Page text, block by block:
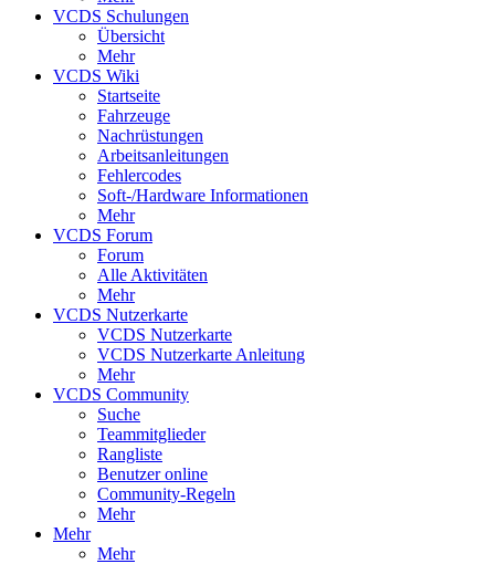
VCDS Schulungen
Übersicht
Mehr
VCDS Wiki
Startseite
Fahrzeuge
Nachrüstungen
Arbeitsanleitungen
Fehlercodes
Soft-/Hardware Informationen
Mehr
VCDS Forum
Forum
Alle Aktivitäten
Mehr
VCDS Nutzerkarte
VCDS Nutzerkarte
VCDS Nutzerkarte Anleitung
Mehr
VCDS Community
Suche
Teammitglieder
Rangliste
Benutzer online
Community-Regeln
Mehr
Mehr
Mehr